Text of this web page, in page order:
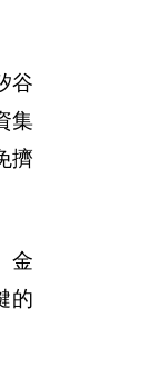
谷
集
擠
金
的